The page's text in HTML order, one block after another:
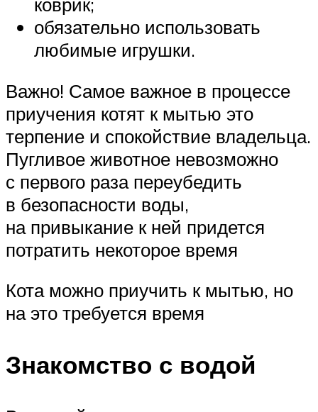
обязательно использовать
любимые игрушки.
Важно! Самое важное в процессе
приучения котят к мытью это
терпение и спокойствие владельца.
Пугливое животное невозможно
с первого раза переубедить
в безопасности воды,
на привыкание к ней придется
потратить некоторое время
Кота можно приучить к мытью, но
на это требуется время
Знакомство с водой